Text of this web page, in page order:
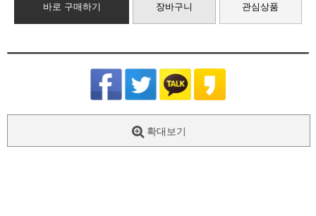
바로 구매하기 장바구니 관심상품
확대보기